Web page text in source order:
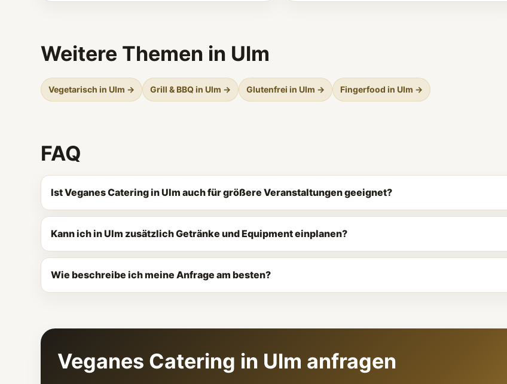
Weitere Themen in Ulm
Vegetarisch in Ulm → Grill & BBQ in Ulm → Glutenfrei in Ulm → Fingerfood in Ulm →
FAQ
Ist Veganes Catering in Ulm auch für größere Veranstaltungen geeignet?
Kann ich in Ulm zusätzlich Getränke und Equipment einplanen?
Wie beschreibe ich meine Anfrage am besten?
Veganes Catering in Ulm anfragen